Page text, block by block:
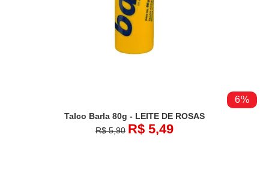
6%
Talco Barla 80g - LEITE DE ROSAS
R$ 5,90 R$ 5,49